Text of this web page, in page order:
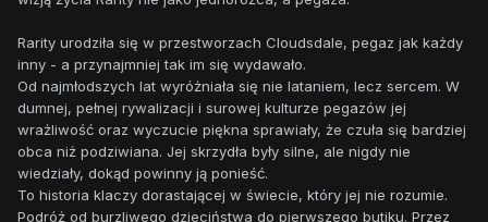
Rarity urodziła się w przestworzach Cloudsdale, pegaz jak każdy
inny - a przynajmniej tak im się wydawało.
Od najmłodszych lat wyróżniała się nie lataniem, lecz sercem. W
dumnej, pełnej rywalizacji i surowej kulturze pegazów jej
wrażliwość oraz wyczucie piękna sprawiały, że czuła się bardziej
obca niż podziwiana. Jej skrzydła były silne, ale nigdy nie
wiedziały, dokąd powinny ją ponieść.
To historia klaczy dorastającej w świecie, który jej nie rozumie.
Podróż od burzliwego dzieciństwa do pierwszego butiku. Przez